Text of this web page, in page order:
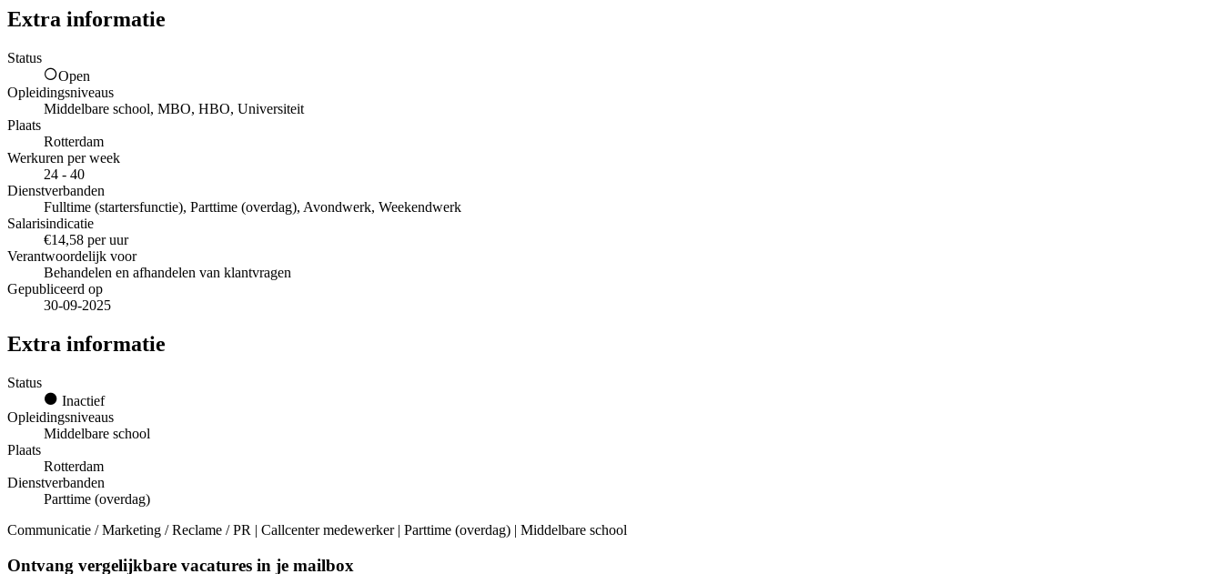
Extra informatie
Status
Open
Opleidingsniveaus
Middelbare school, MBO, HBO, Universiteit
Plaats
Rotterdam
Werkuren per week
24 - 40
Dienstverbanden
Fulltime (startersfunctie), Parttime (overdag), Avondwerk, Weekendwerk
Salarisindicatie
€14,58 per uur
Verantwoordelijk voor
Behandelen en afhandelen van klantvragen
Gepubliceerd op
30-09-2025
Extra informatie
Status
Inactief
Opleidingsniveaus
Middelbare school
Plaats
Rotterdam
Dienstverbanden
Parttime (overdag)
Communicatie / Marketing / Reclame / PR | Callcenter medewerker | Parttime (overdag) | Middelbare school
Ontvang vergelijkbare vacatures in je mailbox